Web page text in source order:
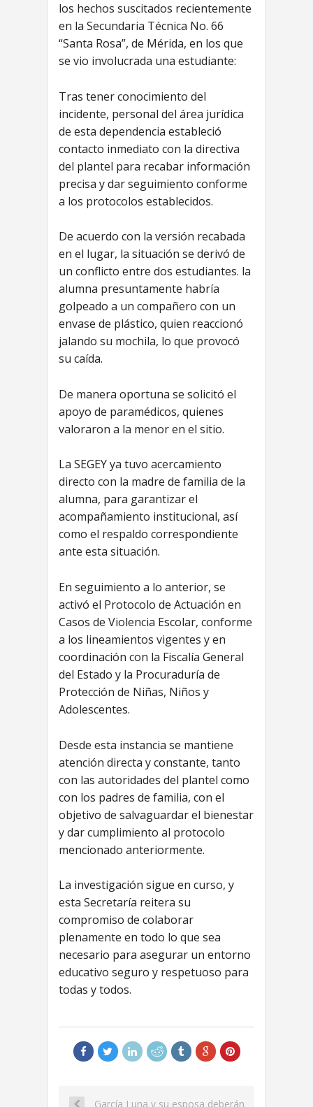
los hechos suscitados recientemente
en la Secundaria Técnica No. 66
“Santa Rosa”, de Mérida, en los que
se vio involucrada una estudiante:
Tras tener conocimiento del
incidente, personal del área jurídica
de esta dependencia estableció
contacto inmediato con la directiva
del plantel para recabar información
precisa y dar seguimiento conforme
a los protocolos establecidos.
De acuerdo con la versión recabada
en el lugar, la situación se derivó de
un conflicto entre dos estudiantes. la
alumna presuntamente habría
golpeado a un compañero con un
envase de plástico, quien reaccionó
jalando su mochila, lo que provocó
su caída.
De manera oportuna se solicitó el
apoyo de paramédicos, quienes
valoraron a la menor en el sitio.
La SEGEY ya tuvo acercamiento
directo con la madre de familia de la
alumna, para garantizar el
acompañamiento institucional, así
como el respaldo correspondiente
ante esta situación.
En seguimiento a lo anterior, se
activó el Protocolo de Actuación en
Casos de Violencia Escolar, conforme
a los lineamientos vigentes y en
coordinación con la Fiscalía General
del Estado y la Procuraduría de
Protección de Niñas, Niños y
Adolescentes.
Desde esta instancia se mantiene
atención directa y constante, tanto
con las autoridades del plantel como
con los padres de familia, con el
objetivo de salvaguardar el bienestar
y dar cumplimiento al protocolo
mencionado anteriormente.
La investigación sigue en curso, y
esta Secretaría reitera su
compromiso de colaborar
plenamente en todo lo que sea
necesario para asegurar un entorno
educativo seguro y respetuoso para
todas y todos.
García Luna y su esposa deberán